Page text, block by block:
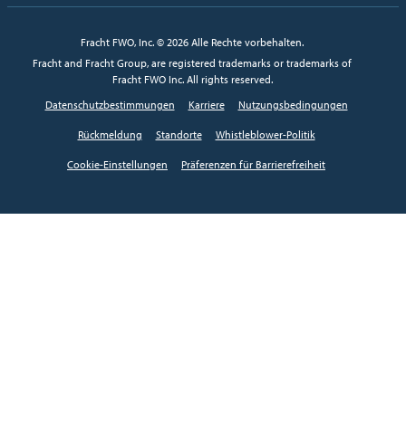
Fracht FWO, Inc. © 2026 Alle Rechte vorbehalten.
Fracht and Fracht Group, are registered trademarks or trademarks of
Fracht FWO Inc. All rights reserved.
Datenschutzbestimmungen
Karriere Nutzungsbedingungen
Rückmeldung Standorte Whistleblower-Politik
Cookie-Einstellungen Präferenzen für Barrierefreiheit